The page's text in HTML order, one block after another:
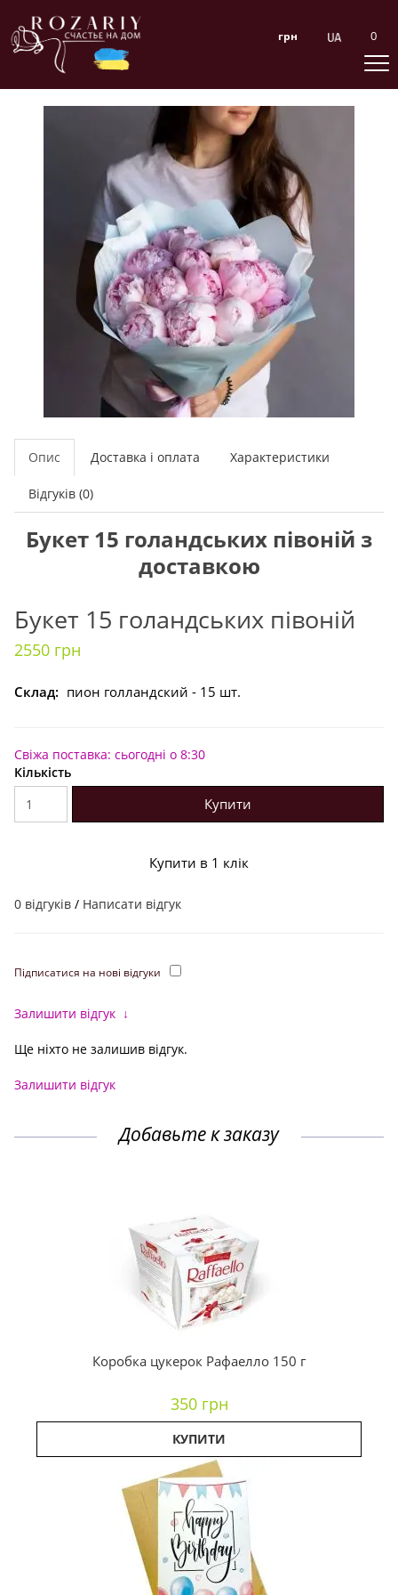
грн 0
Опис Доставка і оплата Характеристики
Відгуків (0)
Букет 15 голандських півоній з
доставкою
Букет 15 голандських півоній
2550 грн
Склад: пион голландский - 15 шт.
Свіжа поставка: сьогодні о 8:30
Кількість
Купити
Купити в 1 клік
0 відгуків / Написати відгук
Підписатися на нові відгуки
Залишити відгук ↓
Ще ніхто не залишив відгук.
Залишити відгук
Добавьте к заказу
Коробка цукерок Рафаелло 150 г
350 грн
КУПИТИ